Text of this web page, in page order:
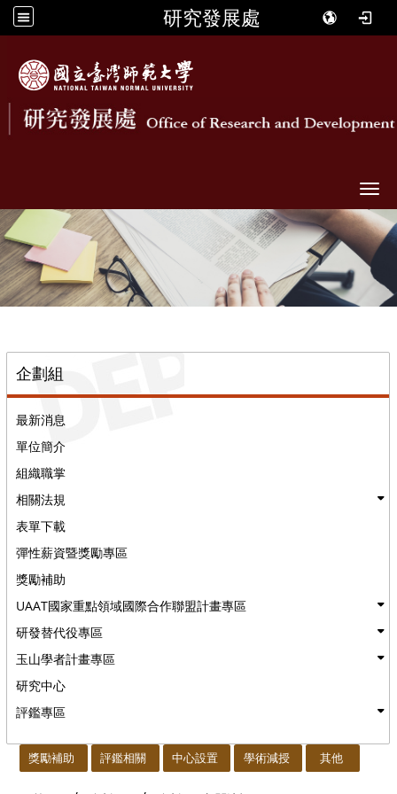
研究發展處
企劃組
最新消息
單位簡介
組織職掌
相關法規
表單下載
彈性薪資暨獎勵專區
獎勵補助
UAAT國家重點領域國際合作聯盟計畫專區
研發替代役專區
玉山學者計畫專區
研究中心
評鑑專區
獎勵補助 評鑑相關 中心設置 學術減授 其他